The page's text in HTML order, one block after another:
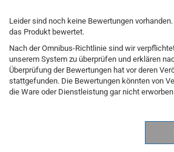
Leider sind noch keine Bewertungen
das Produkt bewertet.
Nach der Omnibus-Richtlinie sind wir
unserem System zu überprüfen und erklären
Überprüfung der Bewertungen hat vor deren
stattgefunden. Die Bewertungen könnten von
die Ware oder Dienstleistung gar nicht